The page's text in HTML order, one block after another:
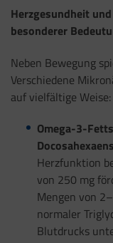
Herzgesundheit
besonderer
Neben Bewegung
Verschiedene
auf vielfältige Weise:
Omega-3-
Herzfunktion
von 250 mg
Mengen von
normaler
Blutdrucks